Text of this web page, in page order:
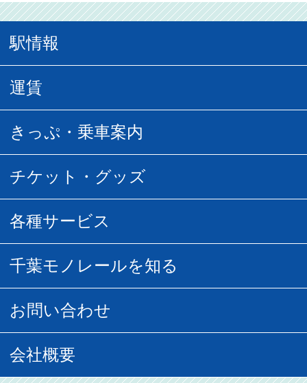
駅情報
駅情報
所要時間
空の散歩道
URBAN FLYER時刻表
運賃
普通運賃
団体乗車
貸切列車
きっぷ・乗車案内
乗車券の種類
フリーきっぷ
記念切符
割引制度
チケット・グッズ
駅窓口販売チケット
葭川となみグッズ
初音ミクグッズ
各種サービス
モノちゃんトラベル
広告募集
千葉モノレールを知る
営業距離世界最長
モノちゃん
お問い合わせ
お客様の声
会社概要